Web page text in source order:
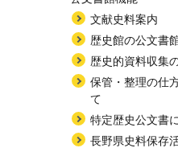
文献史料案内
歴史館の公文書
歴史的資料収集
保管・整理の仕
て
特定歴史公文書
長野県史料保存